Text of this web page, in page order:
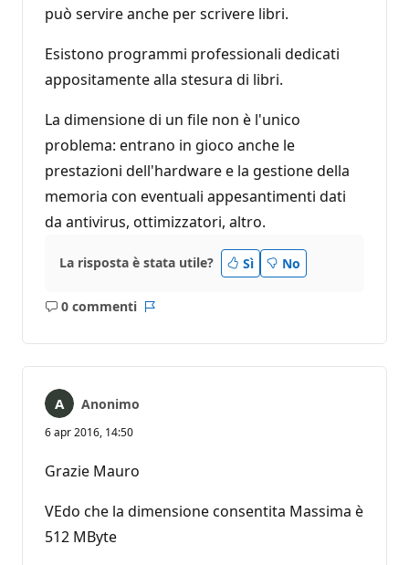
può servire anche per scrivere libri.
Esistono programmi professionali dedicati
appositamente alla stesura di libri.
La dimensione di un file non è l'unico
problema: entrano in gioco anche le
prestazioni dell'hardware e la gestione della
memoria con eventuali appesantimenti dati
da antivirus, ottimizzatori, altro.
La risposta è stata utile? Sì No
0 commenti
Nessun
Anonimo
6 apr 2016, 14:50
Grazie Mauro
VEdo che la dimensione consentita Massima è
512 MByte